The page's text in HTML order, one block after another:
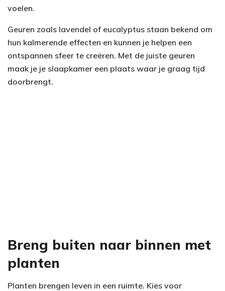
voelen.
Geuren zoals lavendel of eucalyptus staan bekend om
hun kalmerende effecten en kunnen je helpen een
ontspannen sfeer te creëren. Met de juiste geuren
maak je je slaapkamer een plaats waar je graag tijd
doorbrengt.
Breng buiten naar binnen met
planten
Planten brengen leven in een ruimte. Kies voor